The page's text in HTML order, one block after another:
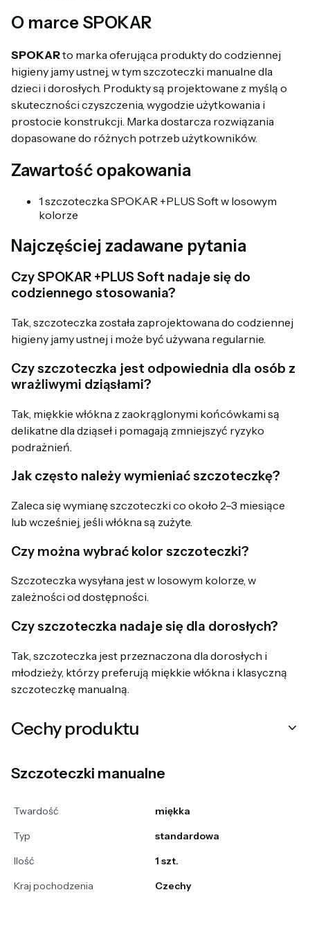
O marce SPOKAR
SPOKARto marka oferująca produkty do codziennej
higieny jamy ustnej, w tym szczoteczki manualne dla
dzieci i dorosłych. Produkty są projektowane z myślą o
skuteczności czyszczenia, wygodzie użytkowania i
prostocie konstrukcji. Marka dostarcza rozwiązania
dopasowane do różnych potrzeb użytkowników.
Zawartość opakowania
1 szczoteczka SPOKAR +PLUS Soft w losowym
kolorze
Najczęściej zadawane pytania
Czy SPOKAR +PLUS Soft nadaje się do
codziennego stosowania?
Tak, szczoteczka została zaprojektowana do codziennej
higieny jamy ustnej i może być używana regularnie.
Czy szczoteczka jest odpowiednia dla osób z
wrażliwymi dziąsłami?
Tak, miękkie włókna z zaokrąglonymi końcówkami są
delikatne dla dziąseł i pomagają zmniejszyć ryzyko
podrażnień.
Jak często należy wymieniać szczoteczkę?
Zaleca się wymianę szczoteczki co około 2–3 miesiące
lub wcześniej, jeśli włókna są zużyte.
Czy można wybrać kolor szczoteczki?
Szczoteczka wysyłana jest w losowym kolorze, w
zależności od dostępności.
Czy szczoteczka nadaje się dla dorosłych?
Tak, szczoteczka jest przeznaczona dla dorosłych i
młodzieży, którzy preferują miękkie włókna i klasyczną
szczoteczkę manualną.
Cechy produktu
Szczoteczki manualne
Twardość
miękka
Typ
standardowa
Ilość
1 szt.
Kraj pochodzenia
Czechy